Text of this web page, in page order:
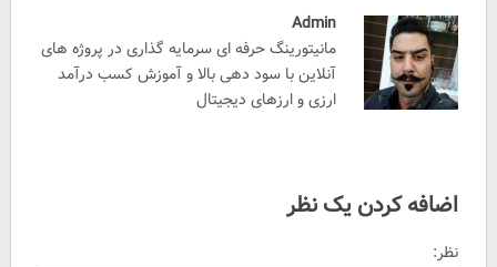
Admin
مانیتورینگ حرفه ای سرمایه گذاری در پروژه های
آنلاین با سود دهی بالا و آموزش کسب درآمد
ارزی و ارزهای دیجیتال
اضافه کردن یک نظر
نظر: